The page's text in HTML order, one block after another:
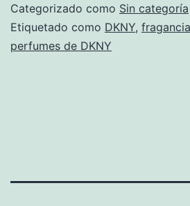
Categorizado como Sin categoría
Etiquetado como DKNY,
perfumes de DKNY